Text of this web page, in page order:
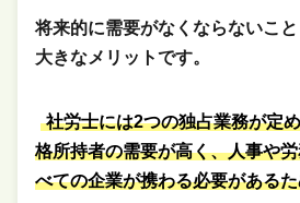
将来的に需要がなくならないこ
大きなメリットです。
社労士には2つの独占業務が定
格所持者の需要が高く、人事や
べての企業が携わる必要がある